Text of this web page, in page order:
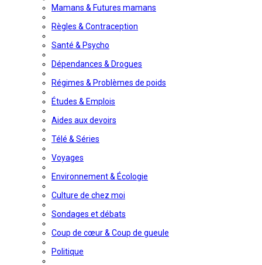
Mamans & Futures mamans
Règles & Contraception
Santé & Psycho
Dépendances & Drogues
Régimes & Problèmes de poids
Études & Emplois
Aides aux devoirs
Télé & Séries
Voyages
Environnement & Écologie
Culture de chez moi
Sondages et débats
Coup de cœur & Coup de gueule
Politique